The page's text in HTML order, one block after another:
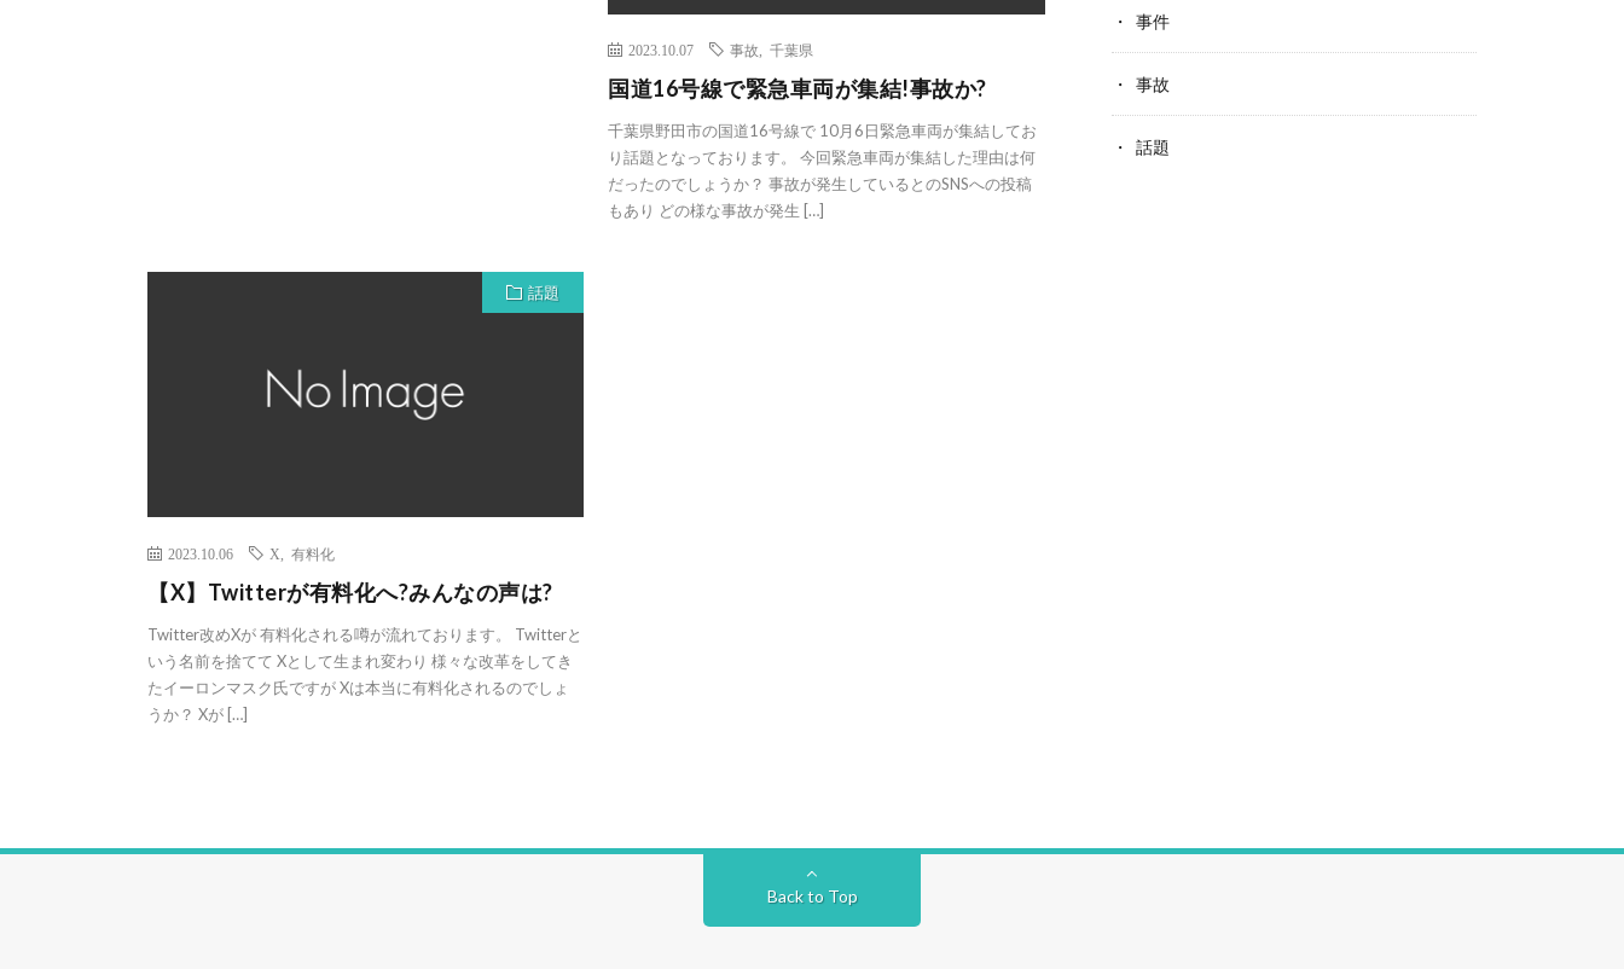
2023.10.07 事故 ,千葉県
国道16号線で緊急車両が集結!事故か?
千葉県野田市の国道16号線で 10月6日緊急車両が集結してお
り話題となっております。 今回緊急車両が集結した理由は何
だったのでしょうか？ 事故が発生しているとのSNSへの投稿
もあり どの様な事故が発生 […]
話題
2023.10.06 X 有料化
【X】Twitterが有料化へ?みんなの声は?
Twitter改めXが 有料化される噂が流れております。 Twitterと
いう名前を捨てて Xとして生まれ変わり 様々な改革をしてき
たイーロンマスク氏ですが Xは本当に有料化されるのでしょ
うか？ Xが […]
事件
事故
話題
Back to Top